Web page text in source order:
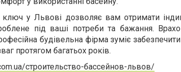
у Львові дозволяє вам отримати
під ваші потреби та бажання.
будівельна фірма зуміє
протягом багатьох років.
строительство-бассейнов-львов/